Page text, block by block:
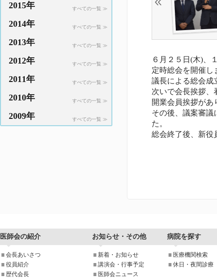
６月２５日(木)、
定時総会を開催し
議長による総会成
次いで会長挨拶、
開業会員挨拶があ
その後、議案審議
た。
総会終了後、新役
2015年 すべての一覧 ≫
2014年 すべての一覧 ≫
2013年 すべての一覧 ≫
2012年 すべての一覧 ≫
2011年 すべての一覧 ≫
2010年 すべての一覧 ≫
2009年 すべての一覧 ≫
医師会の紹介 お知らせ・その他 病院を探す
会長あいさつ
役員紹介
歴代会長
新着・お知らせ
講演会・行事予定
医師会ニュース
医療機関検索
休日・夜間診療